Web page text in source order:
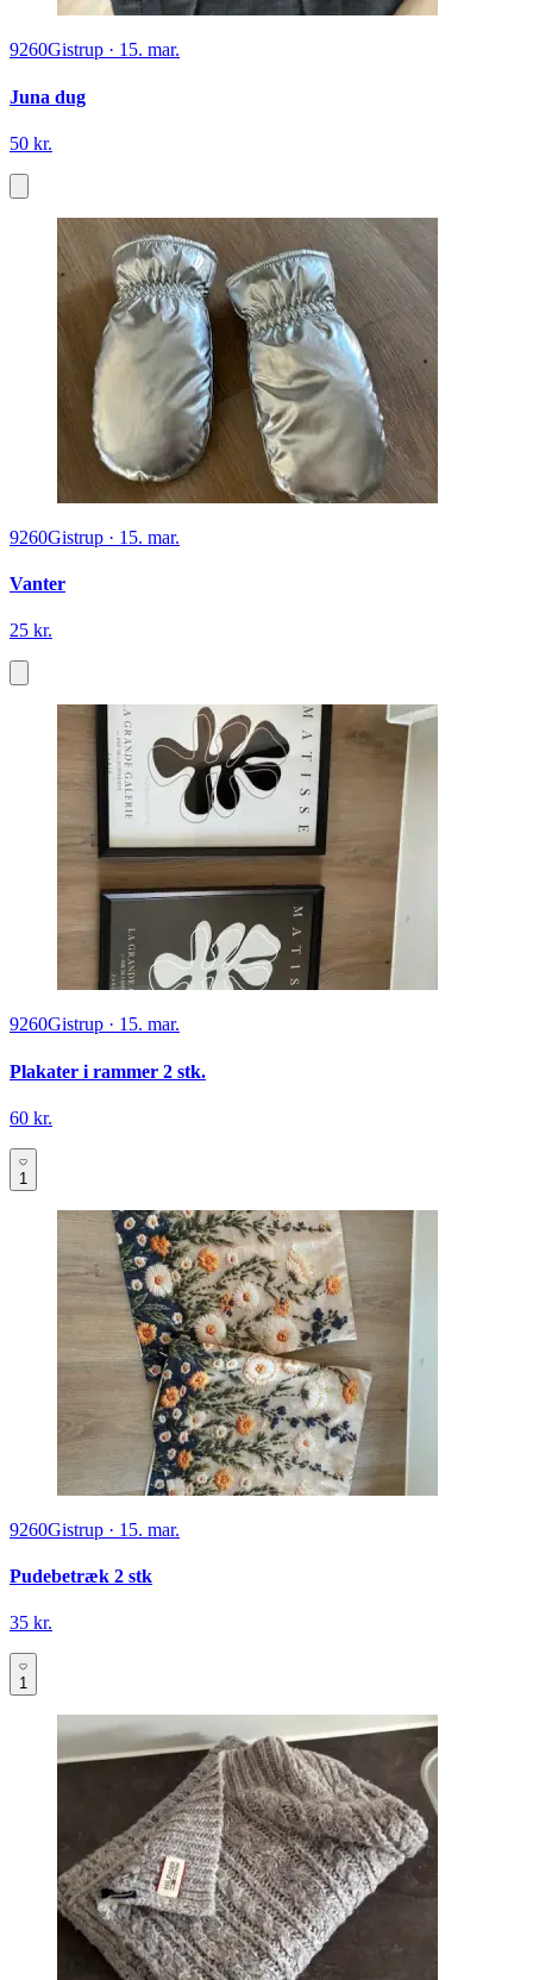
9260Gistrup · 15. mar.
Juna dug
50 kr.
9260Gistrup · 15. mar.
Vanter
25 kr.
9260Gistrup · 15. mar.
Plakater i rammer 2 stk.
60 kr.
1
9260Gistrup · 15. mar.
Pudebetræk 2 stk
35 kr.
1